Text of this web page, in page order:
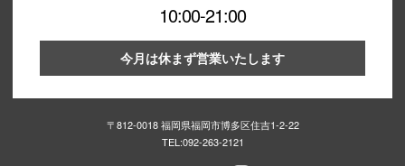
10:00-21:00
今月は休まず営業いたします
〒812-0018 福岡県福岡市博多区住吉1-2-22
TEL:092-263-2121